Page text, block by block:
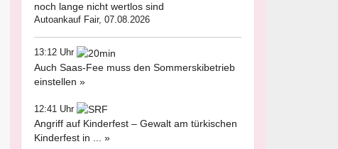
noch lange nicht wertlos sind
Autoankauf Fair, 07.08.2026
13:12 Uhr
Auch Saas-Fee muss den Sommerskibetrieb
einstellen »
12:41 Uhr
Angriff auf Kinderfest – Gewalt am türkischen
Kinderfest in ... »